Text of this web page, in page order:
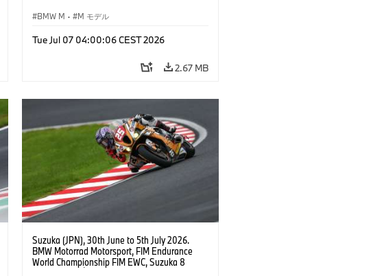
BMW M · M モデル
Tue Jul 07 04:00:06 CEST 2026
2.67 MB
Suzuka (JPN), 30th June to 5th July 2026.
BMW Motorrad Motorsport, FIM Endurance
World Championship FIM EWC, Suzuka 8